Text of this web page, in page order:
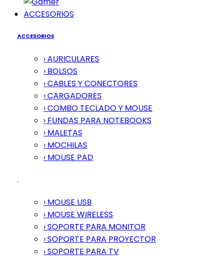
ACCESORIOS
ACCESORIOS
› AURICULARES
› BOLSOS
› CABLES Y CONECTORES
› CARGADORES
› COMBO TECLADO Y MOUSE
› FUNDAS PARA NOTEBOOKS
› MALETAS
› MOCHILAS
› MOUSE PAD
› MOUSE USB
› MOUSE WIRELESS
› SOPORTE PARA MONITOR
› SOPORTE PARA PROYECTOR
› SOPORTE PARA TV